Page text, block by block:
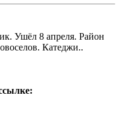
Ушёл 8 апреля. Район
Катеджи..